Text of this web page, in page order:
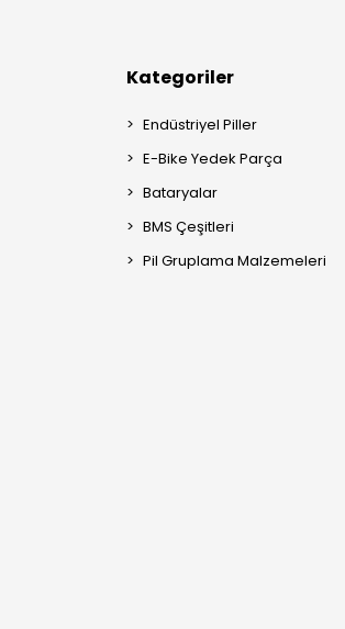
Kategoriler
Endüstriyel Piller
E-Bike Yedek Parça
Bataryalar
BMS Çeşitleri
Pil Gruplama Malzemeleri